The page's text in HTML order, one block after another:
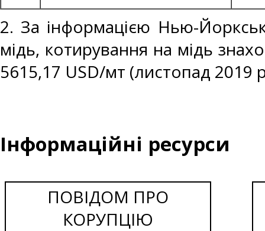
2. За інформацією Нью-
мідь, котирування на мідь
5615,17 USD/мт (листопад 2019
Інформаційні ресурси
ПОВІДОМ ПРО
КОРУПЦІЮ